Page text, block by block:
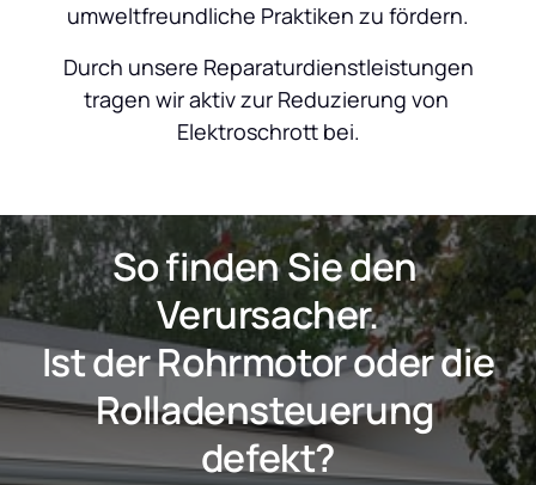
umweltfreundliche Praktiken zu fördern.
tragen wir aktiv zur Reduzierung von
Elektroschrott bei.
So finden Sie den
Verursacher.
Ist der Rohrmotor oder die
Rolladensteuerung
defekt?